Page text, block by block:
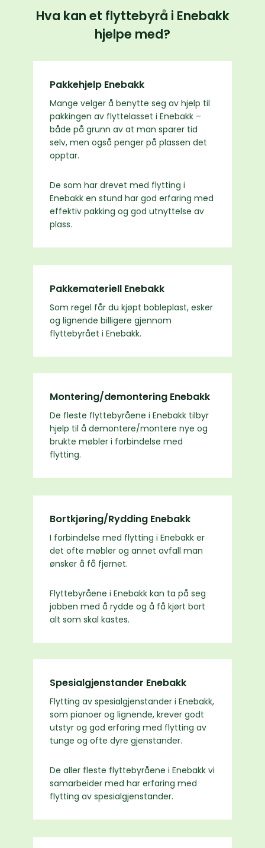
Hva kan et flyttebyrå i Enebakk
hjelpe med?
Pakkehjelp Enebakk
Mange velger å benytte seg av hjelp til
pakkingen av flyttelasset i Enebakk –
både på grunn av at man sparer tid
selv, men også penger på plassen det
opptar.
De som har drevet med flytting i
Enebakk en stund har god erfaring med
effektiv pakking og god utnyttelse av
plass.
Pakkemateriell Enebakk
Som regel får du kjøpt bobleplast, esker
og lignende billigere gjennom
flyttebyrået i Enebakk.
Montering/demontering Enebakk
De fleste flyttebyråene i Enebakk tilbyr
hjelp til å demontere/montere nye og
brukte møbler i forbindelse med
flytting.
Bortkjøring/Rydding Enebakk
I forbindelse med flytting i Enebakk er
det ofte møbler og annet avfall man
ønsker å få fjernet.
Flyttebyråene i Enebakk kan ta på seg
jobben med å rydde og å få kjørt bort
alt som skal kastes.
Spesialgjenstander Enebakk
Flytting av spesialgjenstander i Enebakk,
som pianoer og lignende, krever godt
utstyr og god erfaring med flytting av
tunge og ofte dyre gjenstander.
De aller fleste flyttebyråene i Enebakk vi
samarbeider med har erfaring med
flytting av spesialgjenstander.